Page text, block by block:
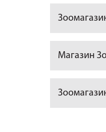
Магазин